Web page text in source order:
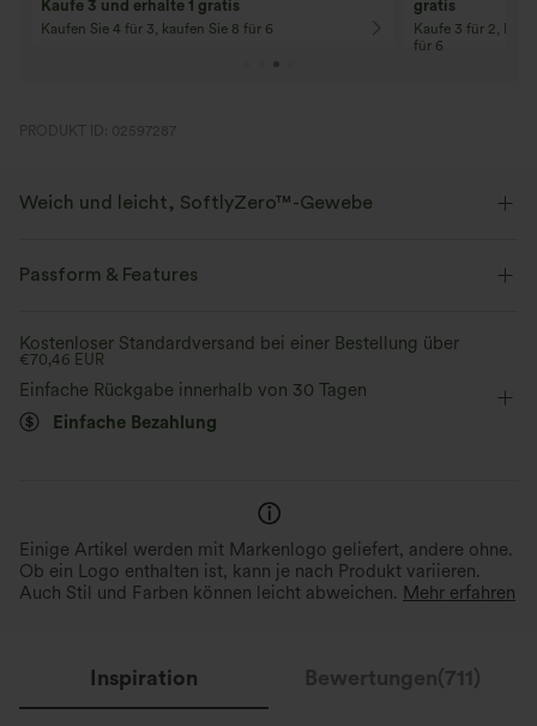
Kaufe 3 und erhalte 1 gratis
Kaufen Sie 4 für 3, kaufen Sie 8 für 6
gratis
Kaufe 3 für 2,
für 6
PRODUKT ID: 02597287
Weich und leicht, SoftlyZero™-Gewebe
so, als ob du nichts tragen würdest.
Atmungsaktiv Feuchtigkeitsableitend
Passform & Features
Crossover-Bund Crossover überziehen
Yoga & Pilates Kontrastierende Farben
mit hohem Bund eng geschnitten
Kostenloser Standardversand bei einer Bestellung über
€70,46 EUR
Einfache Rückgabe innerhalb von 30 Tagen
Einfache Bezahlung
Einige Artikel werden mit Markenlogo geliefert, andere ohne.
Ob ein Logo enthalten ist, kann je nach Produkt variieren.
Auch Stil und Farben können leicht abweichen. Mehr erfahren
Inspiration Bewertungen(711)